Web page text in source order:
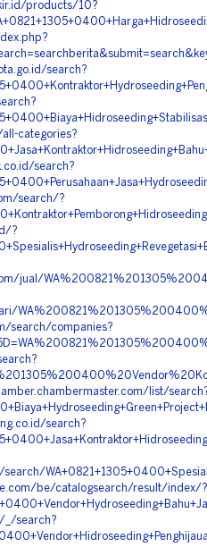
products/10?
search?
categories?
search?
search/?
?
jual/
search/companies?
list/
search?
be/catalogsearch/result/index/?
_/search?